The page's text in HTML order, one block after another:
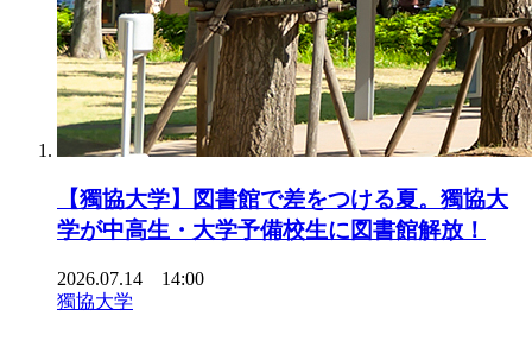
【獨協大学】図書館で差をつける夏。獨協大
学が中高生・大学予備校生に図書館解放！
2026.07.14 14:00
獨協大学